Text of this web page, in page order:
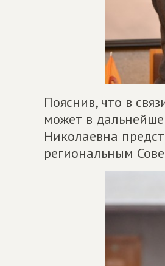
Пояснив, что в
может в
Николаевна
региональным